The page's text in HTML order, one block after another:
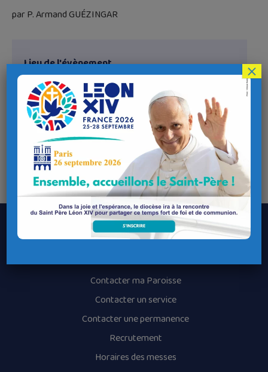
par P. Armand GUÉZINGAR
Lieu de l'évènement
Adresse
Juvénat Notre-Dame
Penn Feunteun, 29150 Châteaulin
Coordonnées GPS
Latitude : 48.1848016
Longitude : -3.982142
Le Diocèse de Quimper et Léon
Contacter le Diocèse
Contacter ma Paroisse
Contacter un service
Contacter une permanence
Recrutement
Horaires des messes
×